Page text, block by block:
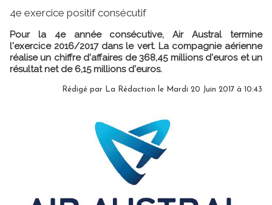
4e exercice positif consécutif
Pour la 4e année consécutive, Air Austral termine
l'exercice 2016/2017 dans le vert. La compagnie aérienne
réalise un chiffre d'affaires de 368,45 millions d'euros et un
résultat net de 6,15 millions d'euros.
Rédigé par La Rédaction le Mardi 20 Juin 2017 à 10:43